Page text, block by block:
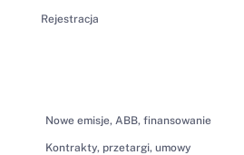
Nowe emisje, ABB, finansowanie
Kontrakty, przetargi, umowy
Rejestracja